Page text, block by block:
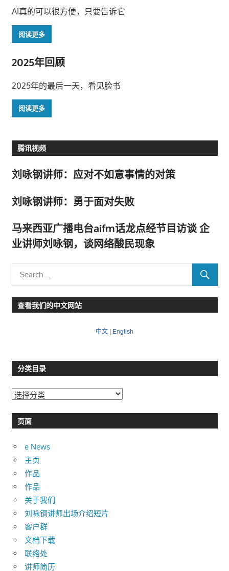
AI真的可以很方便，只要告诉它
阅读更多
2025年回顾
2025年的最后一天，看见脸书
阅读更多
腾讯视频
刘咏钢讲师：应对不如意事情的对策
刘咏钢讲师：勇于面对失败
马来西亚广播电台aifm话龙点经节目访谈 企
业讲师刘咏钢，谈网络酸民现象
查看我们的中文网站
中文 | English
分类目录
分
目页面
e News
主页
作品
作品
关于我们
刘咏钢讲师出场介绍短片
客户群
文档下载
联络处
讲师简历